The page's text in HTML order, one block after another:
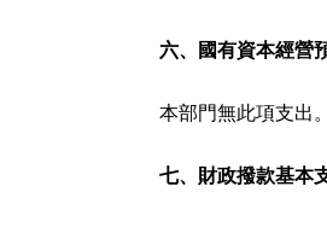
六、國有資本經營
本部門無此項支出。
七、財政撥款基本